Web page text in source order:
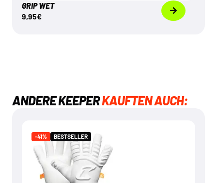
GRIP WET
9,95€
ANDERE KEEPERKAUFTEN AUCH:
-41% BESTSELLER
ARTICO & NERO BUNDLE